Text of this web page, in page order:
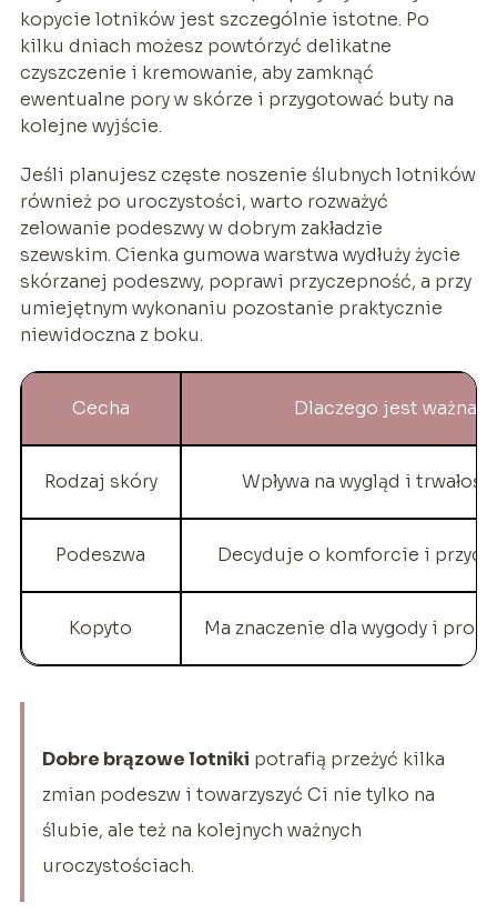
kopycie lotników jest szczególnie istotne. Po
kilku dniach możesz powtórzyć delikatne
czyszczenie i kremowanie, aby zamknąć
ewentualne pory w skórze i przygotować buty na
kolejne wyjście.
Jeśli planujesz częste noszenie ślubnych lotników
również po uroczystości, warto rozważyć
zelowanie podeszwy w dobrym zakładzie
szewskim. Cienka gumowa warstwa wydłuży życie
skórzanej podeszwy, poprawi przyczepność, a przy
umiejętnym wykonaniu pozostanie praktycznie
niewidoczna z boku.
Cecha Dlaczego jest ważna?
Rodzaj skóry Wpływa na wygląd i
Podeszwa Decyduje o komforcie i
Kopyto Ma znaczenie dla wygody i
Dobre brązowe lotniki potrafią przeżyć kilka
zmian podeszw i towarzyszyć Ci nie tylko na
ślubie, ale też na kolejnych ważnych
uroczystościach.